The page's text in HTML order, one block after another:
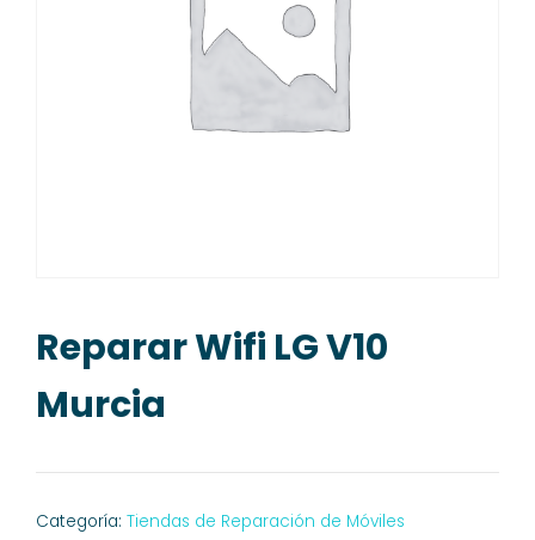
Reparar Wifi LG V10
Murcia
Categoría: Tiendas de Reparación de Móviles